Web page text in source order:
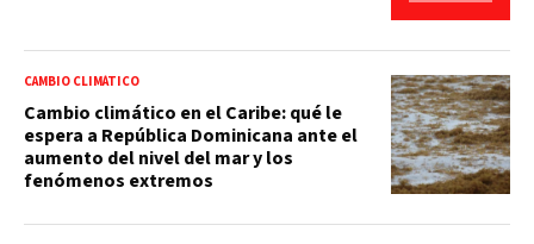
CAMBIO CLIMÁTICO
Cambio climático en el Caribe: qué le
espera a República Dominicana ante el
aumento del nivel del mar y los
fenómenos extremos